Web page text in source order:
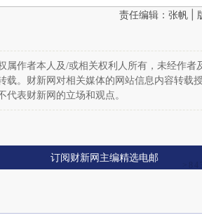
责任编辑：张帆 |
作者本人及/或相关权利人所有，未经作者
载。财新网对相关媒体的网站信息内容转载
表财新网的立场和观点。
订阅财新网主编精选电邮